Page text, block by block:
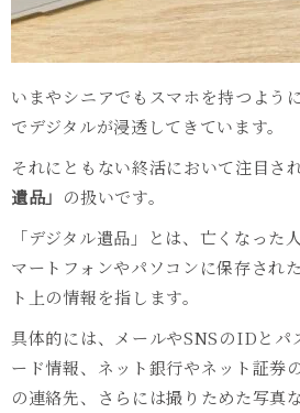
いまやシニアでもスマホを持つよう
でデジタルが浸透してきています。
それにともない終活において注目さ
遺品」 の扱いです。
「デジタル遺品」とは、亡くなった
マートフォンやパソコンに保存され
ト上の情報を指します。
具体的には、メールやSNSのIDとパ
ード情報、ネット銀行やネット証券
の連絡先、さらには撮りためた写真